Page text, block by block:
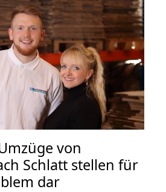
von
Schlatt stellen für
dar